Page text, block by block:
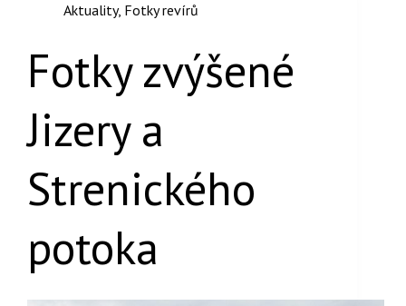
Aktuality, Fotky revírů
Fotky zvýšené
Jizery a
Strenického
potoka